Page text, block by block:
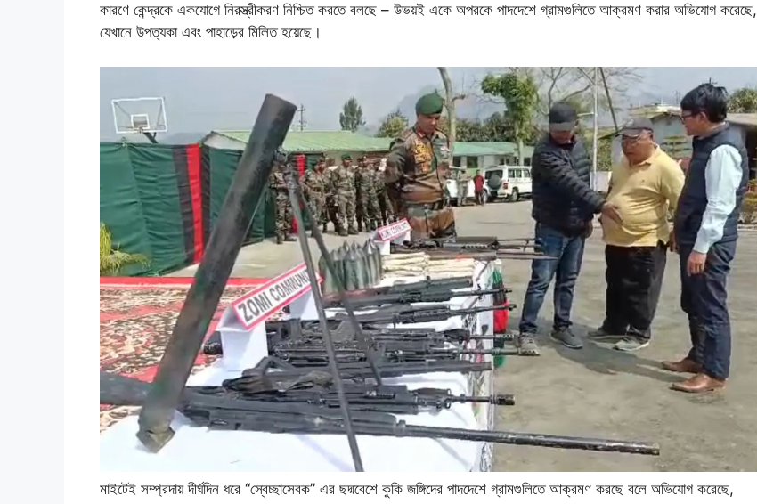
কারণে কেন্দ্রকে একযোগে নিরস্ত্রীকরণ নিশ্চিত করতে বলছে – উভয়ই একে অপরকে পাদদেশে গ্রামগুলিতে আক্রমণ করার অভিযোগ করেছে,
যেখানে উপত্যকা এবং পাহাড়ের মিলিত হয়েছে।
মাইটেই সম্প্রদায় দীর্ঘদিন ধরে “স্বেচ্ছাসেবক” এর ছদ্মবেশে কুকি জঙ্গিদের পাদদেশে গ্রামগুলিতে আক্রমণ করছে বলে অভিযোগ করেছে,